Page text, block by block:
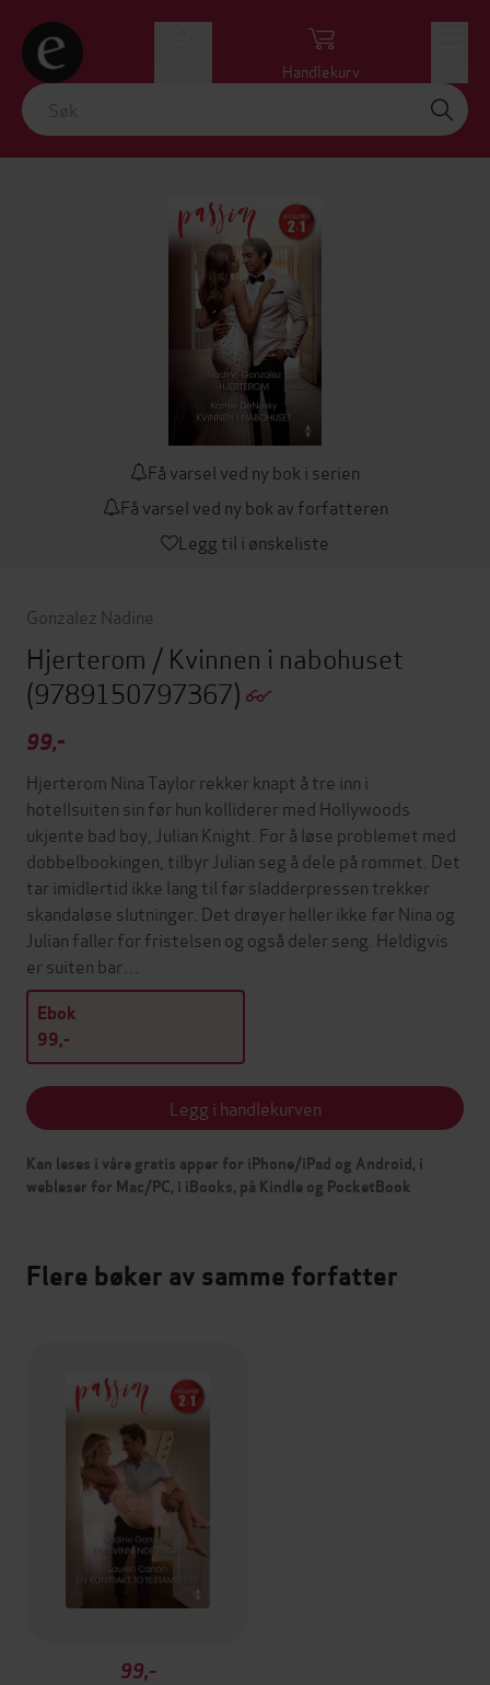
Handlekurv
Få varsel ved ny bok i serien
Få varsel ved ny bok av forfatteren
Legg til i ønskeliste
Gonzalez Nadine
Hjerterom / Kvinnen i nabohuset
(9789150797367)
99,-
Hjerterom Nina Taylor rekker knapt å tre inn i
hotellsuiten sin før hun kolliderer med Hollywoods
ukjente bad boy, Julian Knight. For å løse problemet med
dobbelbookingen, tilbyr Julian seg å dele på rommet. Det
tar imidlertid ikke lang til før sladderpressen trekker
skandaløse slutninger. Det drøyer heller ikke før Nina og
Julian faller for fristelsen og også deler seng. Heldigvis
er suiten bar…
Ebok
99,-
Legg i handlekurven
Kan leses i våre gratis apper for iPhone/iPad og Android, i
webleser for Mac/PC, i iBooks, på Kindle og PocketBook
Flere bøker av samme forfatter
99,-